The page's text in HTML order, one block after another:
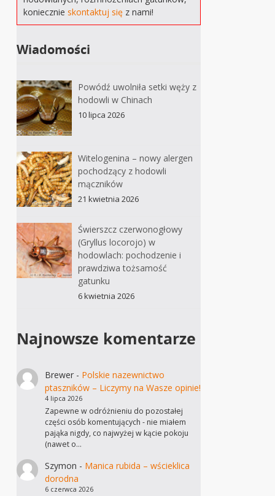
koniecznieskontaktuj się z nami!
Wiadomości
Powódź uwolniła setki węży z
hodowli w Chinach
10 lipca 2026
Witelogenina – nowy alergen
pochodzący z hodowli
mączników
21 kwietnia 2026
Świerszcz czerwonogłowy
(Gryllus locorojo) w
hodowlach: pochodzenie i
prawdziwa tożsamość
gatunku
6 kwietnia 2026
Najnowsze komentarze
Brewer- Polskie nazewnictwo
ptaszników – Liczymy na Wasze opinie!
4 lipca 2026
Zapewne w odróżnieniu do pozostałej
części osób komentujących - nie miałem
pająka nigdy, co najwyżej w kącie pokoju
(nawet o…
Szymon - Manica rubida – wścieklica
dorodna
6 czerwca 2026